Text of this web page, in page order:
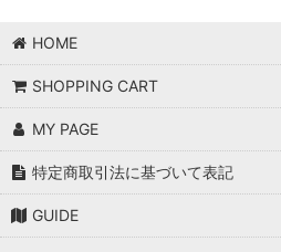
HOME
SHOPPING CART
MY PAGE
特定商取引法に基づいて表記
GUIDE